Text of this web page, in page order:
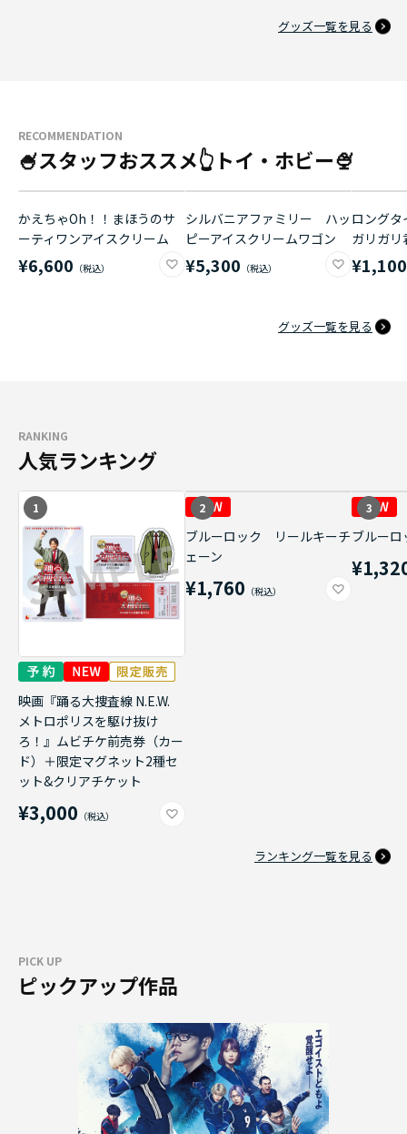
グッズ一覧を見る
RECOMMENDATION
🍧スタッフおススメ👆トイ・ホビー🍨
かえちゃOh！！まほうのサ
ーティワンアイスクリーム
¥6,600
シルバニアファミリー ハッ
ピーアイスクリームワゴン
¥5,300
ロング
ガリガ
¥1,100
グッズ一覧を見る
RANKING
人気ランキング
1
映画『踊る大捜査線 N.E.W.
メトロポリスを駆け抜け
ろ！』ムビチケ前売券（カー
ド）＋限定マグネット2種セ
ット&クリアチケット
¥3,000
2
ブルーロック リールキーチ
ェーン
¥1,760
3
ブルー
ランキング一覧を見る
PICK UP
ピックアップ作品